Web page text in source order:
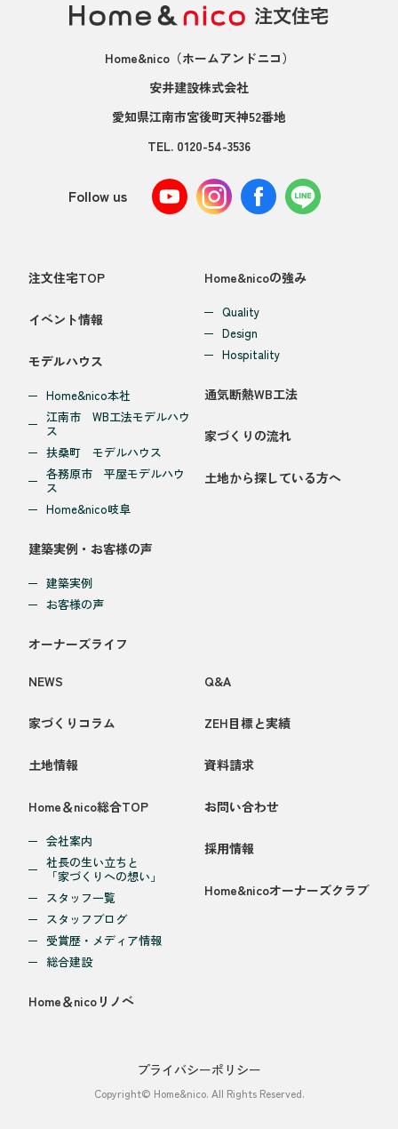
Home&nico（ホームアンドニコ）
安井建設株式会社
愛知県江南市宮後町天神52番地
TEL. 0120-54-3536
Follow us
注文住宅TOP
イベント情報
モデルハウス
Home&nico本社
江南市 WB工法モデルハウ
ス
扶桑町 モデルハウス
各務原市 平屋モデルハウ
ス
Home&nico岐阜
建築実例・お客様の声
建築実例
お客様の声
オーナーズライフ
Home&nicoの強み
Quality
Design
Hospitality
通気断熱WB工法
家づくりの流れ
土地から探している方へ
NEWS
家づくりコラム
土地情報
Home＆nico総合TOP
会社案内
社長の生い立ちと
「家づくりへの想い」
スタッフ一覧
スタッフブログ
受賞歴・メディア情報
総合建設
Home＆nicoリノベ
Q&A
ZEH目標と実績
資料請求
お問い合わせ
採用情報
Home&nicoオーナーズクラブ
プライバシーポリシー
Copyright© Home&nico. All Rights Reserved.